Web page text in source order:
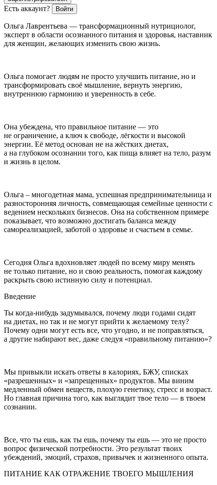
Есть аккаунт? Войти
Ольга Лаврентьева — трансформационный нутрициолог,
эксперт в области осознанного питания и здоровья, наставник
для женщин, желающих изменить свою жизнь.
Ольга помогает людям не просто улучшить питание, но и
трансформировать своё мышление, вернуть энергию,
внутреннюю гармонию и уверенность в себе.
Она убеждена, что правильное питание — это
не ограничение, а ключ к свободе, лёгкости и высокой
энергии. Её метод основан не на жёстких диетах,
а на глубоком осознании того, как пища влияет на тело, разум
и жизнь в целом.
Ольга – многодетная мама, успешная предпринимательница и
разносторонняя личность, совмещающая семейные ценности с
ведением нескольких бизнесов. Она на собственном примере
показывает, что возможно достигать баланса между
самореализацией, заботой о здоровье и счастьем в семье.
Сегодня Ольга вдохновляет людей по всему миру менять
не только питание, но и свою реальность, помогая каждому
раскрыть свою истинную силу и потенциал.
Введение
Ты когда-нибудь задумывался, почему люди годами сидят
на диетах, но так и не могут прийти к желаемому телу?
Почему одни могут есть все, что угодно, и не поправляться,
а другие набирают вес, даже следуя «правильному питанию»?
Мы привыкли искать ответы в калориях, БЖУ, списках
«разрешенных» и «запрещенных» продуктов. Мы виним
медленный обмен веществ, плохую генетику, стресс и возраст.
Но главная причина того, как выглядит твое тело — в твоем
сознании.
Все, что ты ешь, как ты ешь, почему ты ешь — это не просто
вопрос физической потребности. Это результат твоих
убеждений, эмоций, страхов, привычек и жизненного опыта.
ПИТАНИЕ КАК ОТРАЖЕНИЕ ТВОЕГО МЫШЛЕНИЯ